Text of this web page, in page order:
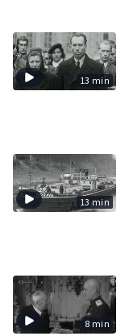
13 min
13 min
8 min